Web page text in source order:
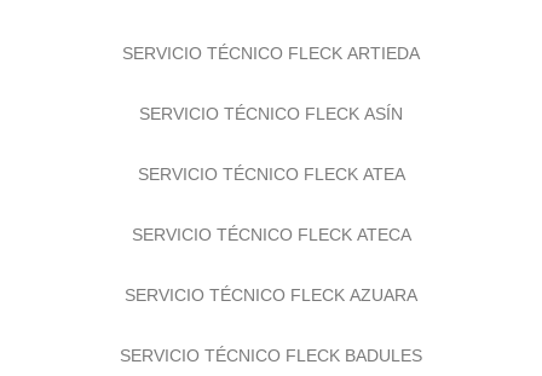
SERVICIO TÉCNICO FLECK ARTIEDA
SERVICIO TÉCNICO FLECK ASÍN
SERVICIO TÉCNICO FLECK ATEA
SERVICIO TÉCNICO FLECK ATECA
SERVICIO TÉCNICO FLECK AZUARA
SERVICIO TÉCNICO FLECK BADULES